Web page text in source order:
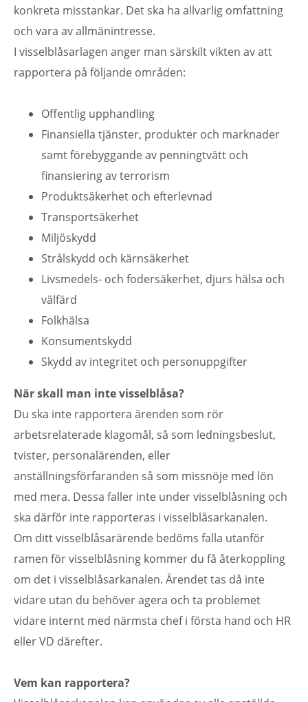
konkreta misstankar. Det ska ha allvarlig omfattning
och vara av allmänintresse.
I visselblåsarlagen anger man särskilt vikten av att
rapportera på följande områden:
Offentlig upphandling
Finansiella tjänster, produkter och marknader
samt förebyggande av penningtvätt och
finansiering av terrorism
Produktsäkerhet och efterlevnad
Transportsäkerhet
Miljöskydd
Strålskydd och kärnsäkerhet
Livsmedels- och fodersäkerhet, djurs hälsa och
välfärd
Folkhälsa
Konsumentskydd
Skydd av integritet och personuppgifter
När skall man inte visselblåsa?
Du ska inte rapportera ärenden som rör
arbetsrelaterade klagomål, så som ledningsbeslut,
tvister, personalärenden, eller
anställningsförfaranden så som missnöje med lön
med mera. Dessa faller inte under visselblåsning och
ska därför inte rapporteras i visselblåsarkanalen.
Om ditt visselblåsarärende bedöms falla utanför
ramen för visselblåsning kommer du få återkoppling
om det i visselblåsarkanalen. Ärendet tas då inte
vidare utan du behöver agera och ta problemet
vidare internt med närmsta chef i första hand och HR
eller VD därefter.
Vem kan rapportera?